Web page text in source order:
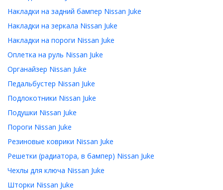
Накладки на задний бампер Nissan Juke
Накладки на зеркала Nissan Juke
Накладки на пороги Nissan Juke
Оплетка на руль Nissan Juke
Органайзер Nissan Juke
Педальбустер Nissan Juke
Подлокотники Nissan Juke
Подушки Nissan Juke
Пороги Nissan Juke
Резиновые коврики Nissan Juke
Решетки (радиатора, в бампер) Nissan Juke
Чехлы для ключа Nissan Juke
Шторки Nissan Juke